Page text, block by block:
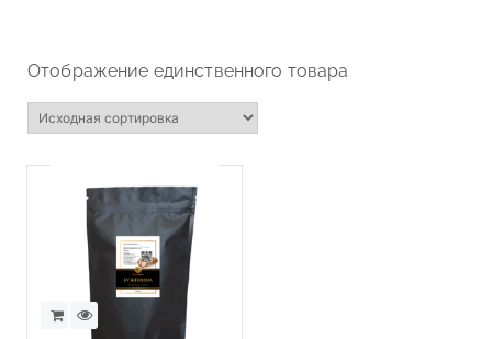
Отображение единственного товара